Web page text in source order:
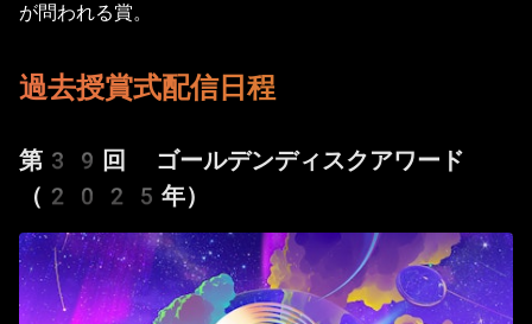
が問われる賞。
過去授賞式配信日程
第39回 ゴールデンディスクアワード
（2025年）